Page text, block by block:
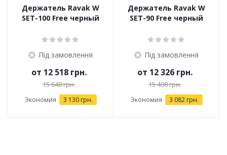
Держатель Ravak W
SET-100 Free черный
Під замовлення
от 12 518 грн.
15 648 грн.
Экономия 3 130 грн.
Держатель Ravak W
SET-90 Free черный
Під замовлення
от 12 326 грн.
15 408 грн.
Экономия 3 082 грн.